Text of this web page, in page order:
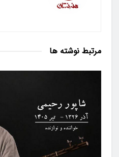
مرتبط نوشته ها